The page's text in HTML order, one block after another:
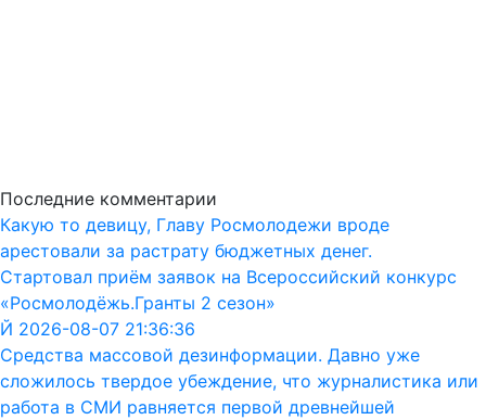
Последние комментарии
Какую то девицу, Главу Росмолодежи вроде
арестовали за растрату бюджетных денег.
Стартовал приём заявок на Всероссийский конкурс
«Росмолодёжь.Гранты 2 сезон»
Й 2026-08-07 21:36:36
Средства массовой дезинформации. Давно уже
сложилось твердое убеждение, что журналистика или
работа в СМИ равняется первой древнейшей